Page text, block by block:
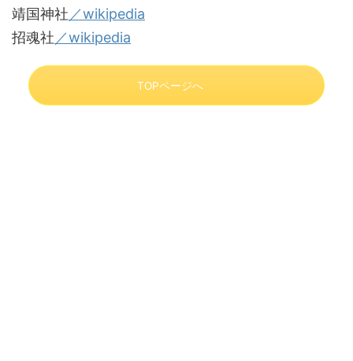
靖国神社 ／wikipedia
招魂社 ／wikipedia
TOPページへ